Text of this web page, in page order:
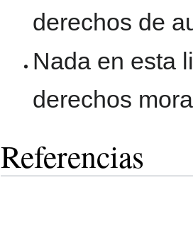
derechos de
Nada en esta
derechos
Referencias